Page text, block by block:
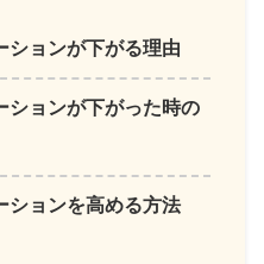
ションが下がる理由
ションが下がった時の
ションを高める方法